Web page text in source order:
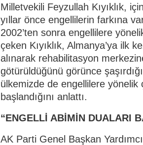
Milletvekili Feyzullah Kıyıklık,
yıllar önce engellilerin farkına
2002’ten sonra engellilere
çeken Kıyıklık, Almanya’ya ilk
alınarak rehabilitasyon
götürüldüğünü görünce
ülkemizde de engellilere
başlandığını anlattı.
“ENGELLİ ABİMİN DUALARI
AK Parti Genel Başkan